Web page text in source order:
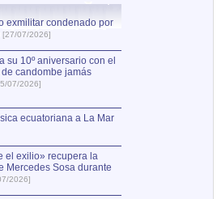
exmilitar condenado por
[27/07/2026]
su 10º aniversario con el
candombe jamás
07/2026]
ecuatoriana a La Mar
el exilio» recupera la
Mercedes Sosa durante
2026]